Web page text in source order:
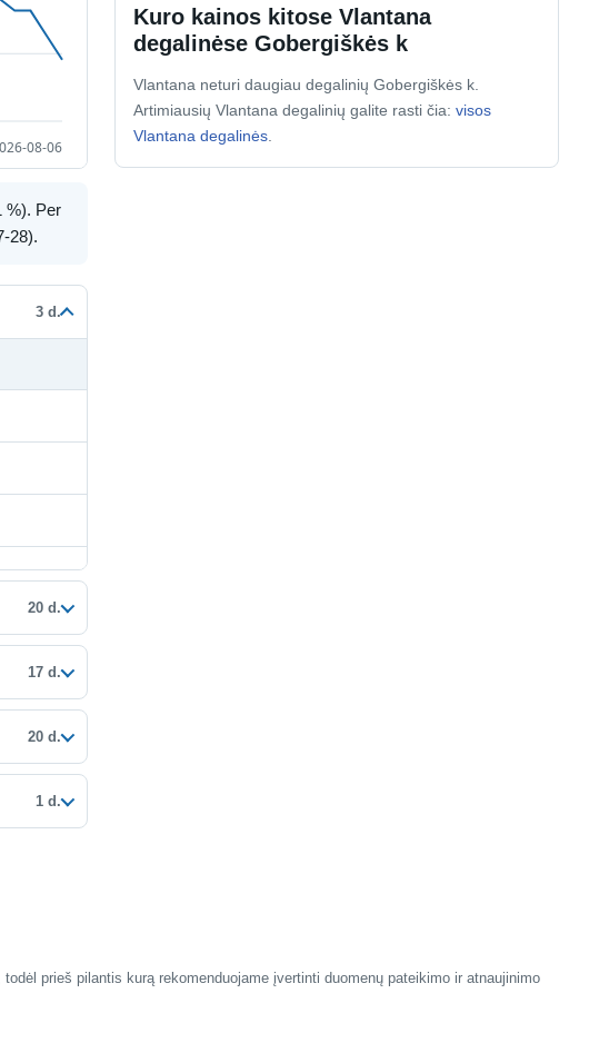
%). Per
28).
3 d.
20 d.
17 d.
20 d.
1 d.
Kuro kainos kitose Vlantana
degalinėse Gobergiškės k
Vlantana neturi daugiau degalinių Gobergiškės k.
Artimiausių Vlantana degalinių galite rasti čia: visos
Vlantana degalinės.
prieš pilantis kurą rekomenduojame įvertinti duomenų pateikimo ir atnaujinimo